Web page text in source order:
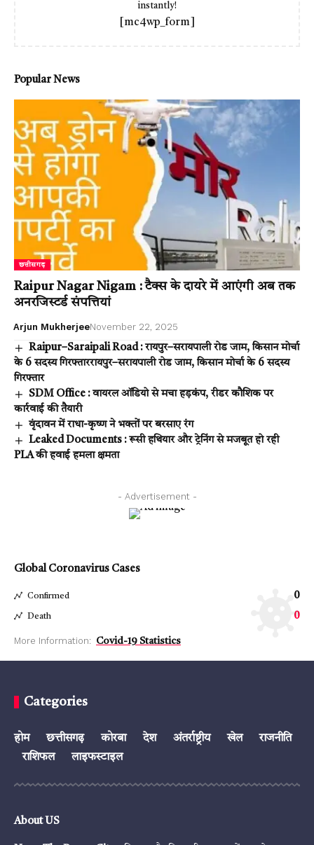
instantly!
[mc4wp_form]
Popular News
छत्तीसगढ़
Raipur Nagar Nigam : टैक्स के दायरे में आएंगी अब तक
अनरजिस्टर्ड संपत्तियां
Arjun MukherjeeNovember 22, 2025
Raipur–Saraipali Road : रायपुर–सरायपाली रोड जाम, किसान मोर्चा
के 6 सदस्य गिरफ्ताररायपुर–सरायपाली रोड जाम, किसान मोर्चा के 6 सदस्य
गिरफ्तार
SDM Office : वायरल ऑडियो से मचा हड़कंप, रीडर कौशिक पर
कार्रवाई की तैयारी
वृंदावन में राधा-कृष्ण ने भक्तों पर बरसाए रंग
Leaked Documents : रूसी हथियार और ट्रेनिंग से मजबूत हो रही
PLA की हवाई हमला क्षमता
- Advertisement -
Global Coronavirus Cases
Confirmed 0
Death 0
More Information: Covid-19 Statistics
Categories
होम छत्तीसगढ़ कोरबा देश अंतर्राष्ट्रीय खेल
राजनीति
राशिफल
लाइफस्टाइल
About US